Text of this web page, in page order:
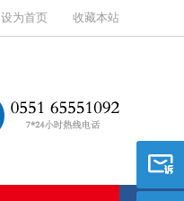
设为首页 收藏本站